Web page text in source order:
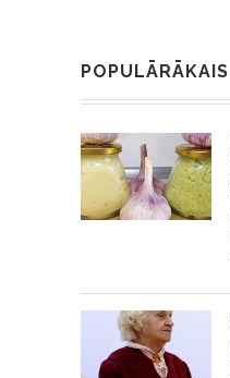
POPULĀRĀKAIS